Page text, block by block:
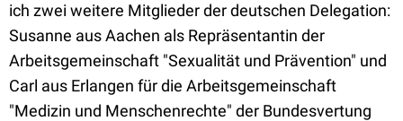
ich zwei weitere Mitglieder der deutschen Delegation:
Susanne aus Aachen als Repräsentantin der
Arbeitsgemeinschaft "Sexualität und Prävention" und
Carl aus Erlangen für die Arbeitsgemeinschaft
"Medizin und Menschenrechte" der Bundesvertung